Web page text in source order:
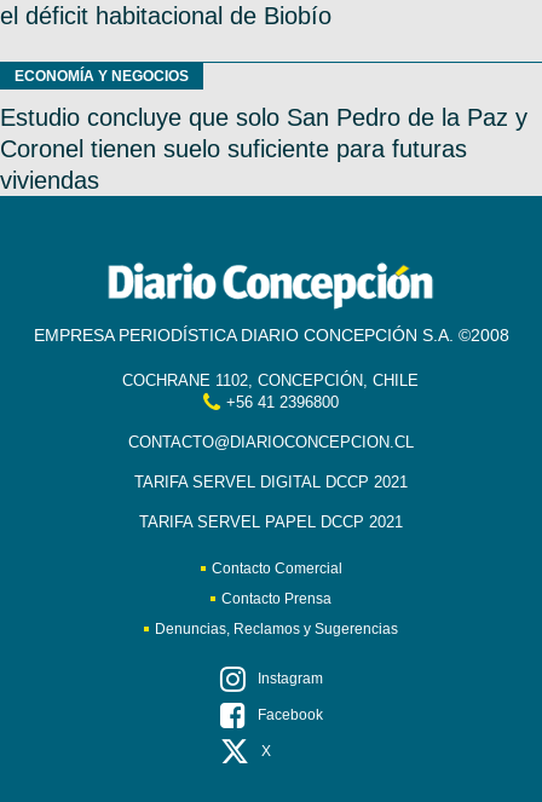
el déficit habitacional de Biobío
ECONOMÍA Y NEGOCIOS
Estudio concluye que solo San Pedro de la Paz y
Coronel tienen suelo suficiente para futuras
viviendas
EMPRESA PERIODÍSTICA DIARIO CONCEPCIÓN S.A. ©2008
COCHRANE 1102, CONCEPCIÓN, CHILE
+56 41 2396800
CONTACTO@DIARIOCONCEPCION.CL
TARIFA SERVEL DIGITAL DCCP 2021
TARIFA SERVEL PAPEL DCCP 2021
Contacto Comercial
Contacto Prensa
Denuncias, Reclamos y Sugerencias
Instagram
Facebook
X